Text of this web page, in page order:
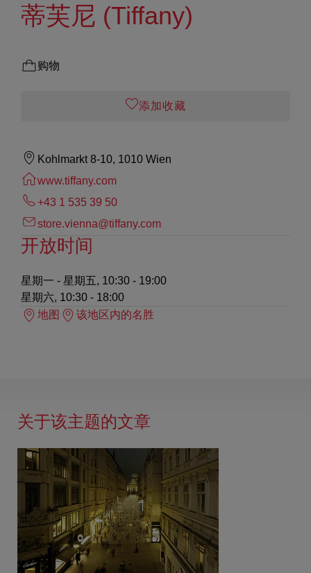
蒂芙尼 (Tiffany)
购物
添加收藏
Kohlmarkt 8-10, 1010 Wien
www.tiffany.com
+43 1 535 39 50
store.vienna@tiffany.com
开放时间
星期一 - 星期五, 10:30 - 19:00
星期六, 10:30 - 18:00
地图
该地区内的名胜
关于该主题的文章